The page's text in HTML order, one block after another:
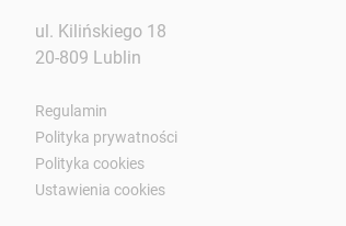
ul. Kilińskiego 18
20-809 Lublin
Regulamin
Polityka prywatności
Polityka cookies
Ustawienia cookies